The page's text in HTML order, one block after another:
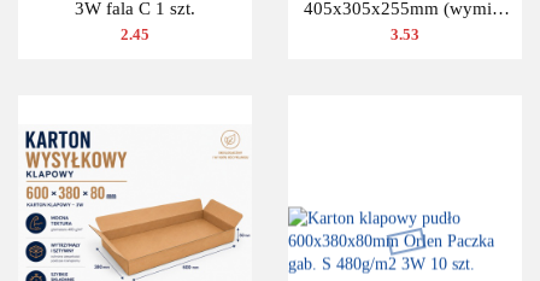
3W fala C 1 szt.
2.45
405x305x255mm (wymiar
zewn.) Fala B 480g/m2
3.53